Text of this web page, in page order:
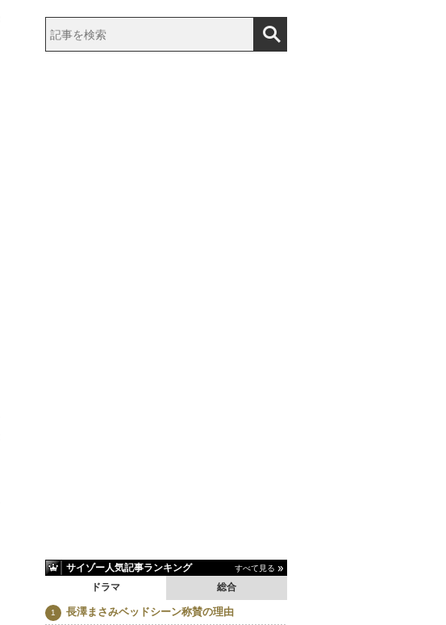
サイゾー人気記事ランキング すべて見る
ドラマ 総合
長澤まさみベッドシーン称賛の理由